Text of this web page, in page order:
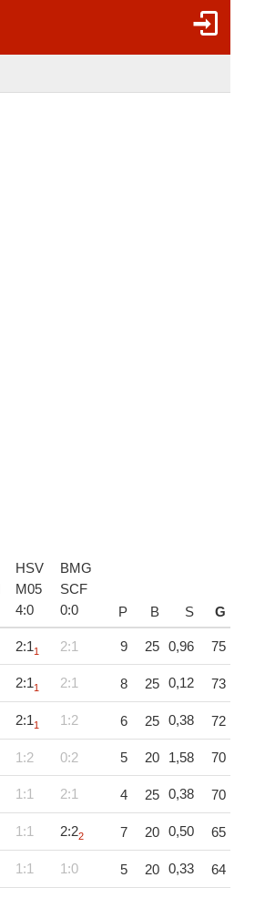
HSV
M05
4:0
BMG
SCF
0:0 P B S G
2:11 2:1 9 25 0,96 75
2:11 2:1 8 25 0,12 73
2:11 1:2 6 25 0,38 72
1:2 0:2 5 20 1,58 70
1:1 2:1 4 25 0,38 70
1:1 2:22 7 20 0,50 65
1:1 1:0 5 20 0,33 64